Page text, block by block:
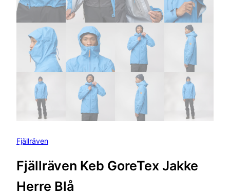
Fjällräven
Fjällräven Keb GoreTex Jakke
Herre Blå